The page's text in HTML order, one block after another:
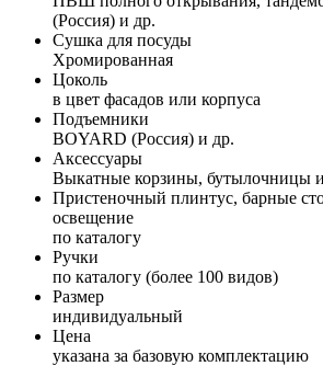
(Россия) и др.
Сушка для посуды
Хромированная
Цоколь
в цвет фасадов или корпуса
Подъемники
BOYARD (Россия) и др.
Аксессуары
Выкатные корзины, бутылочницы
Пристеночный плинтус, барные
освещение
по каталогу
Ручки
по каталогу (более 100 видов)
Размер
индивидуальный
Цена
указана за базовую комплектацию